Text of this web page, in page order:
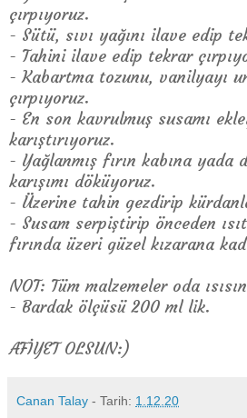
çırpıyoruz.
- Sütü, sıvı yağını ilave edip
- Tahini ilave edip tekrar
- Kabartma tozunu, vanilyayı
çırpıyoruz.
- En son kavrulmuş susamı
karıştırıyoruz.
- Yağlanmış fırın kabına yada
karışımı döküyoruz.
- Üzerine tahin gezdirip
- Susam serpiştirip önceden
fırında üzeri güzel kızarana
NOT: Tüm malzemeler oda
- Bardak ölçüsü 200 ml lik.
AFİYET OLSUN:)
Canan Talay - Tarih: 1.12.20